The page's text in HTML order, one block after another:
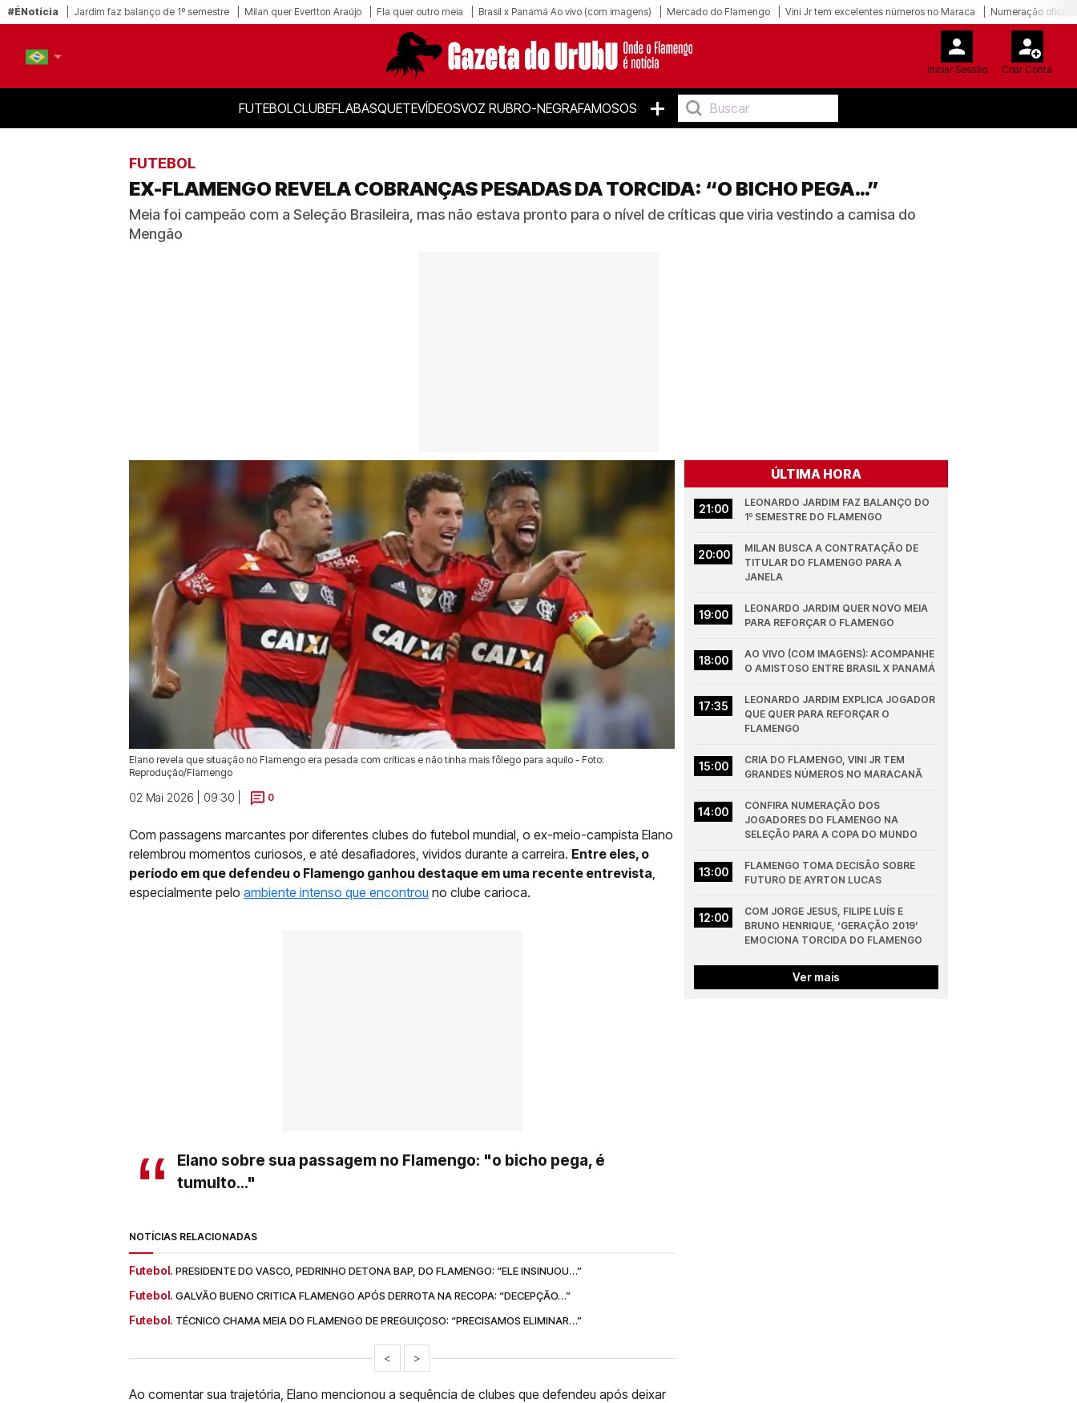
#ÉNotícia Jardim faz balanço de 1º semestre Milan quer Evertton Araújo Fla quer outro meia Brasil x Panamá Ao vivo (com imagens) Mercado do Flamengo Vini Jr tem excelentes números no Maraca Numeração oficial
Iniciar Sessão Criar Conta
FUTEBOLCLUBEFLABASQUETEVÍDEOSVOZ RUBRO-NEGRAFAMOSOS +
FUTEBOL
EX-FLAMENGO REVELA COBRANÇAS PESADAS DA TORCIDA: “O BICHO PEGA…”
Meia foi campeão com a Seleção Brasileira, mas não estava pronto para o nível de críticas que viria vestindo a camisa do
Mengão
Elano revela que situação no Flamengo era pesada com críticas e não tinha mais fôlego para aquilo - Foto:
Reprodução/Flamengo
02 Mai 2026 | 09:30 | 0
Com passagens marcantes por diferentes clubes do futebol mundial, o ex-meio-campista Elano
relembrou momentos curiosos, e até desafiadores, vividos durante a carreira. Entre eles, o
período em que defendeu o Flamengo ganhou destaque em uma recente entrevista,
especialmente pelo ambiente intenso que encontrou no clube carioca.
Elano sobre sua passagem no Flamengo: "o bicho pega, é
tumulto..."
NOTÍCIAS RELACIONADAS
Futebol. PRESIDENTE DO VASCO, PEDRINHO DETONA BAP, DO FLAMENGO: “ELE INSINUOU…”
Futebol. GALVÃO BUENO CRITICA FLAMENGO APÓS DERROTA NA RECOPA: “DECEPÇÃO…”
Futebol. TÉCNICO CHAMA MEIA DO FLAMENGO DE PREGUIÇOSO: “PRECISAMOS ELIMINAR…”
< >
Ao comentar sua trajetória, Elano mencionou a sequência de clubes que defendeu após deixar
ÚLTIMA HORA
21:00
LEONARDO JARDIM FAZ BALANÇO DO
1º SEMESTRE DO FLAMENGO
20:00
MILAN BUSCA A CONTRATAÇÃO DE
TITULAR DO FLAMENGO PARA A
JANELA
19:00
LEONARDO JARDIM QUER NOVO MEIA
PARA REFORÇAR O FLAMENGO
18:00
AO VIVO (COM IMAGENS): ACOMPANHE
O AMISTOSO ENTRE BRASIL X PANAMÁ
17:35
LEONARDO JARDIM EXPLICA JOGADOR
QUE QUER PARA REFORÇAR O
FLAMENGO
15:00
CRIA DO FLAMENGO, VINI JR TEM
GRANDES NÚMEROS NO MARACANÃ
14:00
CONFIRA NUMERAÇÃO DOS
JOGADORES DO FLAMENGO NA
SELEÇÃO PARA A COPA DO MUNDO
13:00
FLAMENGO TOMA DECISÃO SOBRE
FUTURO DE AYRTON LUCAS
12:00
COM JORGE JESUS, FILIPE LUÍS E
BRUNO HENRIQUE, ‘GERAÇÃO 2019’
EMOCIONA TORCIDA DO FLAMENGO
Ver mais